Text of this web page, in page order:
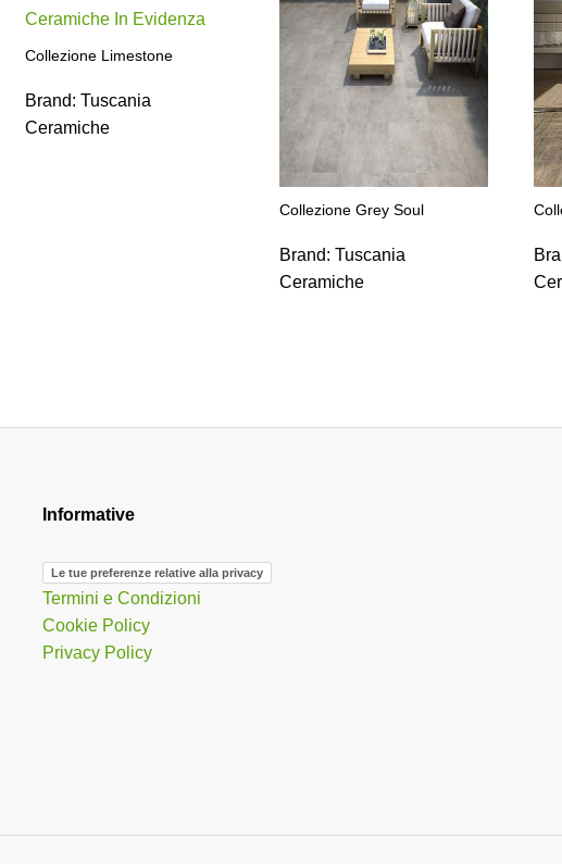
Collezione Limestone
Brand: Tuscania
Ceramiche
Collezione Grey Soul
Brand: Tuscania
Ceramiche
Informative
Le tue preferenze relative alla privacy
Termini e Condizioni
Cookie Policy
Privacy Policy